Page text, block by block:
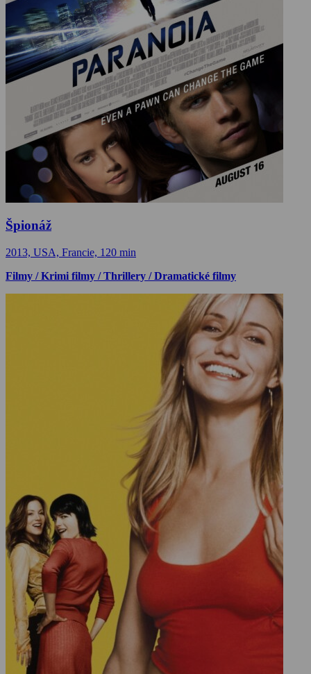
Špionáž
2013, USA, Francie, 120 min
Filmy / Krimi filmy / Thrillery / Dramatické filmy